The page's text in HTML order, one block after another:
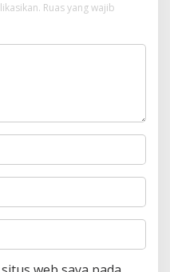
Ruas yang wajib